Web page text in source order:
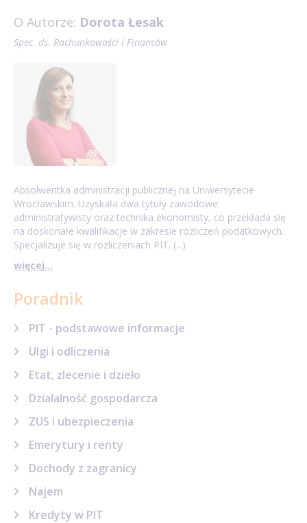
O Autorze: Dorota Łesak
Spec. ds. Rachunkowości i Finansów
Absolwentka administracji publicznej na Uniwersytecie
Wrocławskim. Uzyskała dwa tytuły zawodowe:
administratywisty oraz technika ekonomisty, co przekłada się
na doskonałe kwalifikacje w zakresie rozliczeń podatkowych.
Specjalizuje się w rozliczeniach PIT. (...)
więcej...
Poradnik
PIT - podstawowe informacje
Ulgi i odliczenia
Etat, zlecenie i dzieło
Działalność gospodarcza
ZUS i ubezpieczenia
Emerytury i renty
Dochody z zagranicy
Najem
Kredyty w PIT